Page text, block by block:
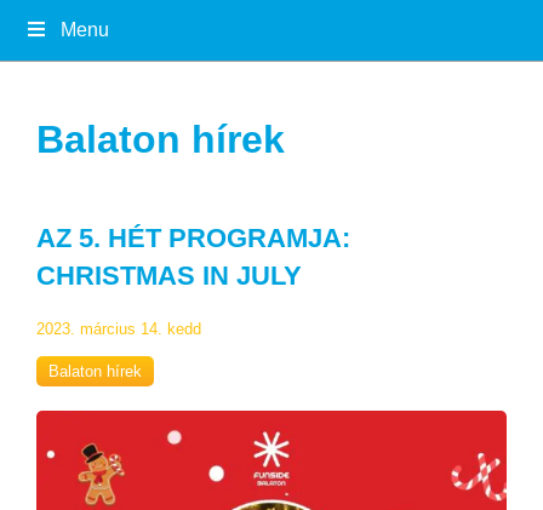
Menu
Balaton hírek
AZ 5. HÉT PROGRAMJA:
CHRISTMAS IN JULY
2023. március 14. kedd
Balaton hírek